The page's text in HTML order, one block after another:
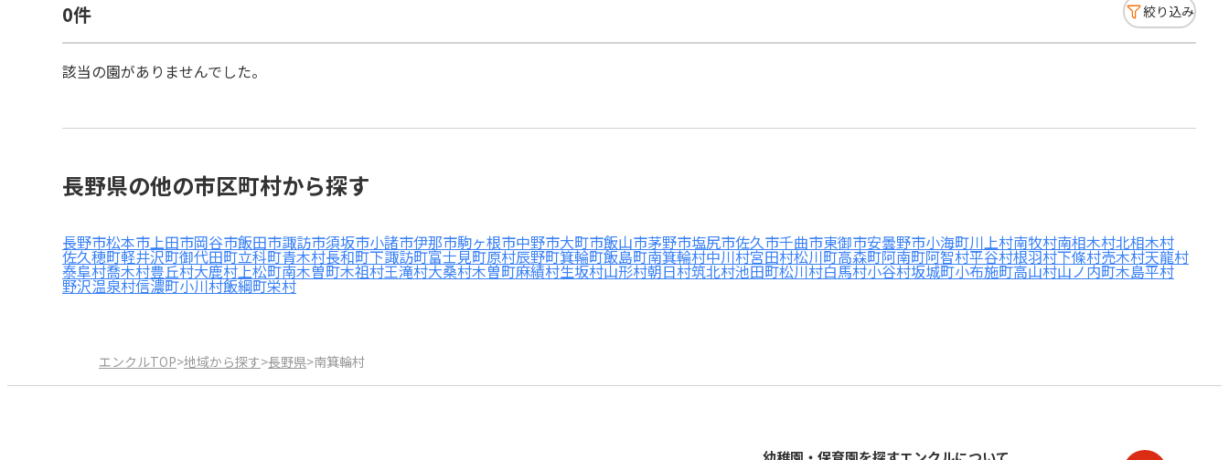
0件 絞り込み
該当の園がありませんでした。
長野県の他の市区町村から探す
長野市松本市上田市岡谷市飯田市諏訪市須坂市小諸市伊那市駒ヶ根市中野市大町市飯山市茅野市塩尻市佐久市千曲市東御市安曇野市小海町川上村南牧村南相木村北相木村
佐久穂町軽井沢町御代田町立科町青木村長和町下諏訪町富士見町原村辰野町箕輪町飯島町南箕輪村中川村宮田村松川町高森町阿南町阿智村平谷村根羽村下條村売木村天龍村
泰阜村喬木村豊丘村大鹿村上松町南木曽町木祖村王滝村大桑村木曽町麻績村生坂村山形村朝日村筑北村池田町松川村白馬村小谷村坂城町小布施町高山村山ノ内町木島平村
野沢温泉村信濃町小川村飯綱町栄村
エンクルTOP>地域から探す>長野県>南箕輪村